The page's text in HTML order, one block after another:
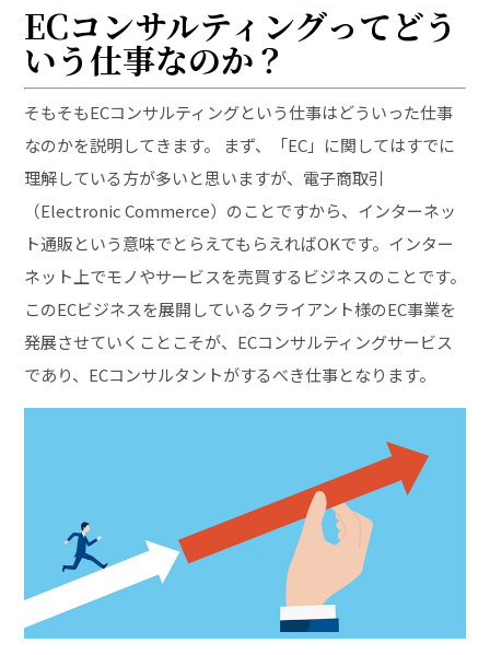
ECコンサルティングってどう
いう仕事なのか？
そもそもECコンサルティングという仕事はどういった仕事
なのかを説明してきます。 まず、「EC」に関してはすでに
理解している方が多いと思いますが、電子商取引
（Electronic Commerce）のことですから、インターネッ
ト通販という意味でとらえてもらえればOKです。インター
ネット上でモノやサービスを売買するビジネスのことです。
このECビジネスを展開しているクライアント様のEC事業を
発展させていくことこそが、ECコンサルティングサービス
であり、ECコンサルタントがするべき仕事となります。